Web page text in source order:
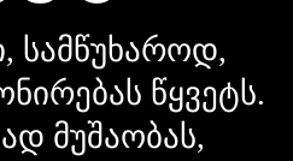
სამწუხაროდ,
წყვეტს.
მუშაობას,